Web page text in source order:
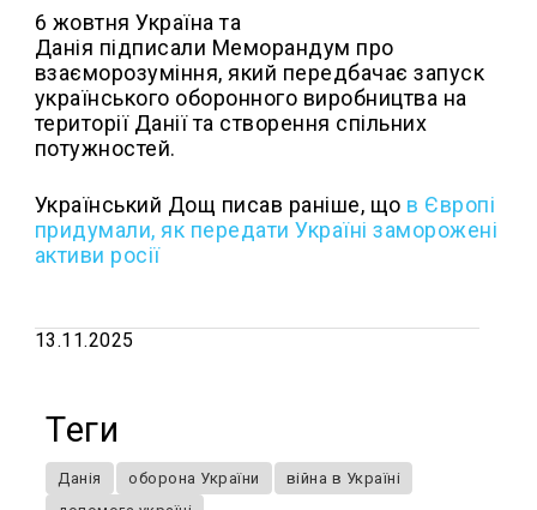
6 жовтня Україна та
Данія підписали Меморандум про
взаєморозуміння, який передбачає запуск
українського оборонного виробництва на
території Данії та створення спільних
потужностей.
Український Дощ писав раніше, що в Європі
придумали, як передати Україні заморожені
активи росії
13.11.2025
Теги
Данія оборона України
війна в Україні